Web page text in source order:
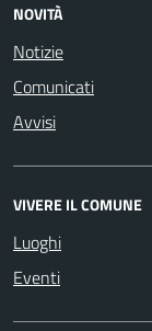
NOVITÀ
Notizie
Comunicati
Avvisi
VIVERE IL COMUNE
Luoghi
Eventi